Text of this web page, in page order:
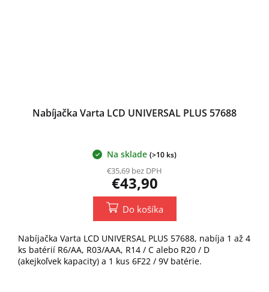
Nabíjačka Varta LCD UNIVERSAL PLUS 57688
Na sklade (>10 ks)
€35,69 bez DPH
€43,90
Do košíka
Nabíjačka Varta LCD UNIVERSAL PLUS 57688, nabíja 1 až 4
ks batérií R6/AA, R03/AAA, R14 / C alebo R20 / D
(akejkoľvek kapacity) a 1 kus 6F22 / 9V batérie.